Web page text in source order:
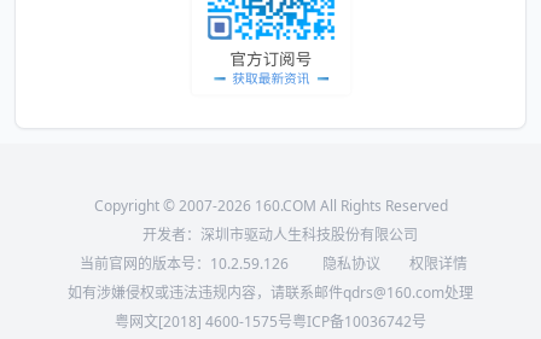
Copyright © 2007-2026 160.COM All Rights Reserved
开发者：深圳市驱动人生科技股份有限公司
当前官网的版本号： 10.2.59.126 隐私协议
权限详情
如有涉嫌侵权或违法违规内容，请联系邮件qdrs@160.com处理
粤网文[2018] 4600-1575号粤ICP备10036742号